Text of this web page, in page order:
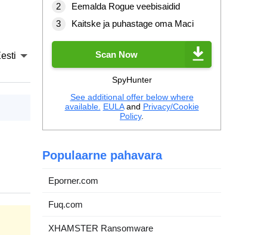
Eemalda Rogue veebisaidid
Kaitske ja puhastage oma Maci
Scan Now
SpyHunter
See additional offer below where
available. EULAand Privacy/Cookie
Policy.
Populaarne pahavara
Eporner.com
Fuq.com
XHAMSTER Ransomware